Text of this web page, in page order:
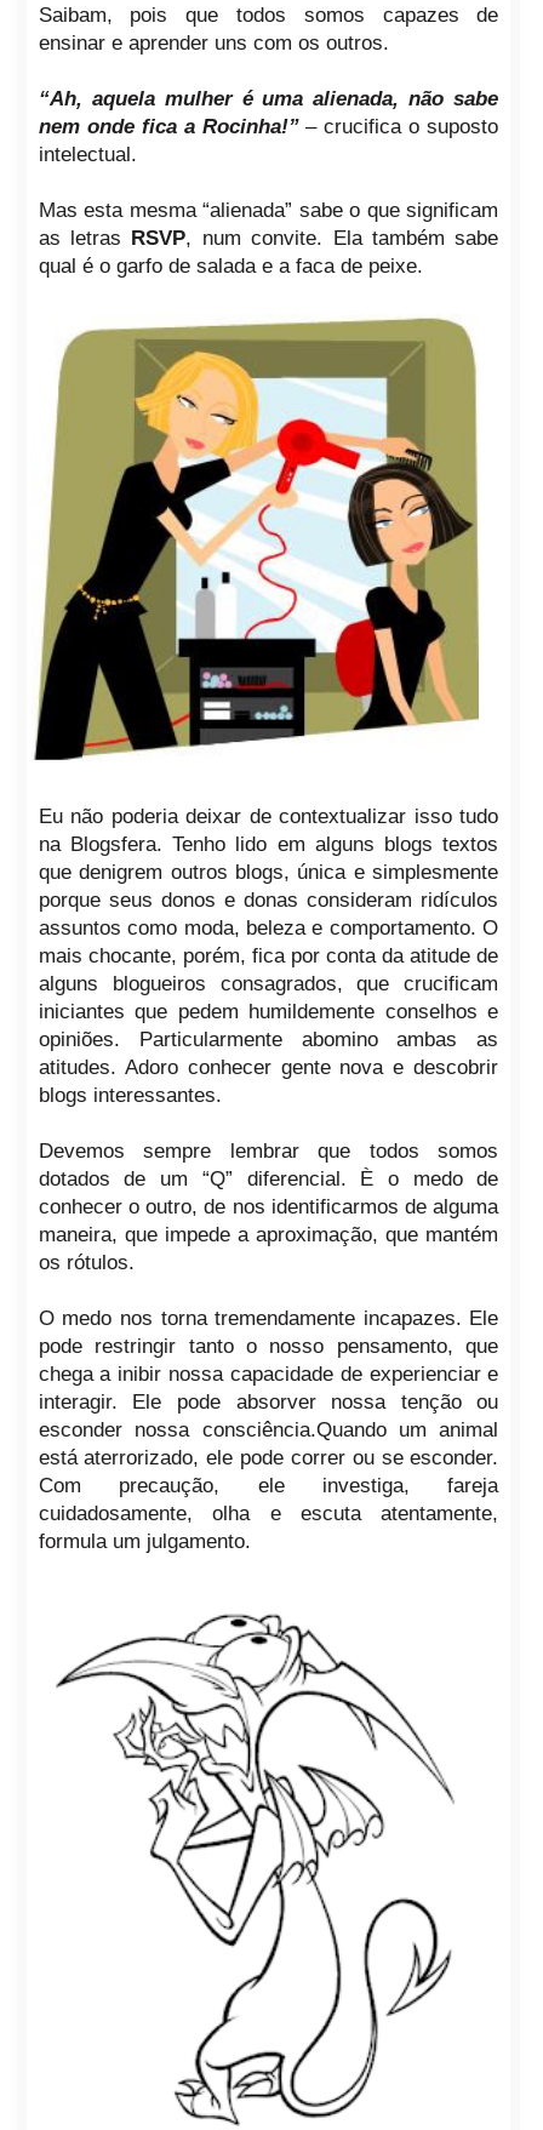
Saibam, pois que todos somos capazes de
ensinar e aprender uns com os outros.
“Ah, aquela mulher é uma alienada, não sabe
nem onde fica a Rocinha!”– crucifica o suposto
intelectual.
Mas esta mesma “alienada” sabe o que significam
as letras RSVP, num convite. Ela também sabe
qual é o garfo de salada e a faca de peixe.
Eu não poderia deixar de contextualizar isso tudo
na Blogsfera. Tenho lido em alguns blogs textos
que denigrem outros blogs, única e simplesmente
porque seus donos e donas consideram ridículos
assuntos como moda, beleza e comportamento. O
mais chocante, porém, fica por conta da atitude de
alguns blogueiros consagrados, que crucificam
iniciantes que pedem humildemente conselhos e
opiniões. Particularmente abomino ambas as
atitudes. Adoro conhecer gente nova e descobrir
blogs interessantes.
Devemos sempre lembrar que todos somos
dotados de um “Q” diferencial. È o medo de
conhecer o outro, de nos identificarmos de alguma
maneira, que impede a aproximação, que mantém
os rótulos.
O medo nos torna tremendamente incapazes. Ele
pode restringir tanto o nosso pensamento, que
chega a inibir nossa capacidade de experienciar e
interagir. Ele pode absorver nossa tenção ou
esconder nossa consciência.Quando um animal
está aterrorizado, ele pode correr ou se esconder.
Com precaução, ele investiga, fareja
cuidadosamente, olha e escuta atentamente,
formula um julgamento.